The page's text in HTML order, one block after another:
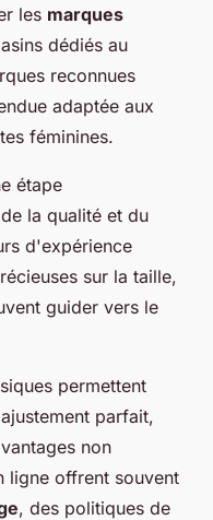
les marques
dédiés au
reconnues
adaptée aux
féminines.
étape
la qualité et du
d'expérience
sur la taille,
guider vers le
permettent
parfait,
non
ligne offrent souvent
, des politiques de